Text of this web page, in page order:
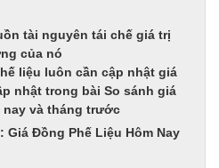
tài nguyên tái chế giá trị
của nó
liệu luôn cần cập nhật giá
nhật trong bài So sánh giá
và tháng trước
Giá Đồng Phế Liệu Hôm Nay